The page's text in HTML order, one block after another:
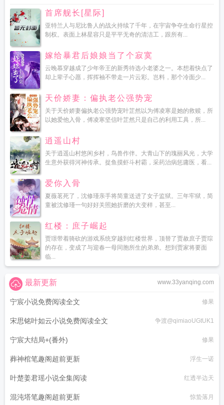
首席舰长[星际]
亚特兰人与尼比鲁人的战火持续了千年，在宇宙争夺生命行星控
制权。表面上林星容只是平平无奇的清洁工，跟所有...
嫁给暴君后娘娘当了个寂寞
云晚慕穿越成了少年帝王的新秀待选小老婆之一。本想着快点了
却上辈子心愿，挥挥袖不带走一片云彩。岂料，那个冷面少...
天价娇妻：偏执老公强势宠
关于天价娇妻偏执老公强势宠叶芷然以为傅凌寒是她的救赎，所
以她爱他入骨，傅凌寒坚信叶芷然只是自己的利用工具，所...
逍遥山村
关于逍遥山村悠闲乡村，鸟兽作伴。大青山下的瑰丽风光，大学
生意外获得河神传承。捉鱼摸虾斗村霸，采药治病惩庸医，看...
爱你入骨
夏薇茗死了，沈修瑾亲手将简童送进了女子监狱。三年牢狱，简
童被沈修瑾一句好好关照她折磨的大变样，甚至...
红楼：庶子崛起
贾璟带着骑砍的游戏系统穿越到红楼世界，顶替了贾赦庶子贾琮
的存在，变成了与迎春一母同胞所生的弟弟。想到贾家将要面
临...
www.33yanqing.com
最新更新
宁宸小说免费阅读全文 修果
宋思铭叶如云小说免费阅读全文 争渡@qimiaoUGtUK1
宁宸大结局+(番外) 修果
葬神棺笔趣阁超前更新 浮生一诺
叶楚姜君瑶小说全集阅读 红透半边天
混沌塔笔趣阁超前更新 惊蛰落月